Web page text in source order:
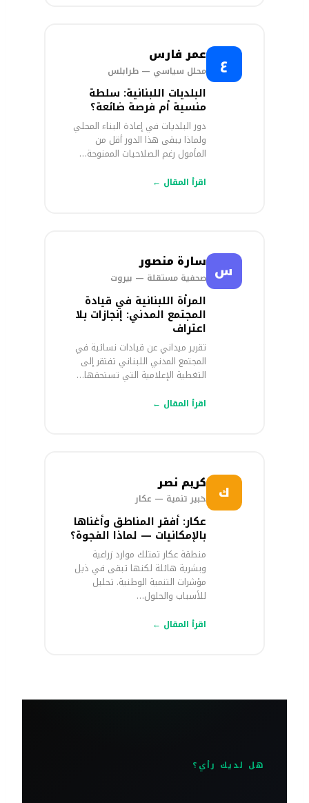
ع عمر فارس
محلل سياسي — طرابلس
البلديات اللبنانية: سلطة
منسية أم فرصة ضائعة؟
دور البلديات في إعادة البناء المحلي
ولماذا يبقى هذا الدور أقل من
المأمول رغم الصلاحيات الممنوحة…
اقرأ المقال ←
س سارة منصور
صحفية مستقلة — بيروت
المرأة اللبنانية في قيادة
المجتمع المدني: إنجازات بلا
اعتراف
تقرير ميداني عن قيادات نسائية في
المجتمع المدني اللبناني تفتقر إلى
التغطية الإعلامية التي تستحقها…
اقرأ المقال ←
ك كريم نصر
خبير تنمية — عكار
عكار: أفقر المناطق وأغناها
بالإمكانيات — لماذا الفجوة؟
منطقة عكار تمتلك موارد زراعية
وبشرية هائلة لكنها تبقى في ذيل
مؤشرات التنمية الوطنية. تحليل
للأسباب والحلول…
اقرأ المقال ←
هل لديك رأي؟